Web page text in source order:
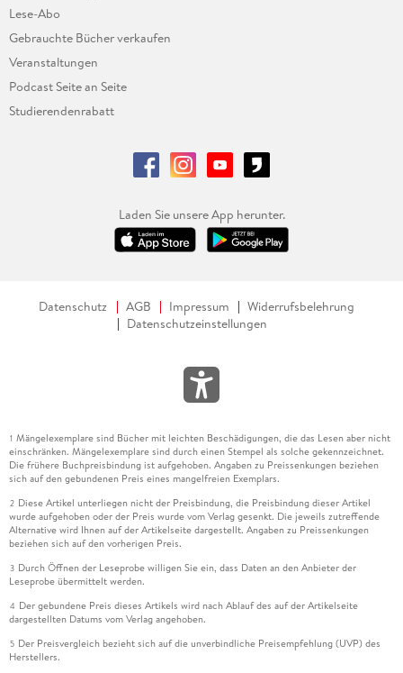
Lese-Abo
Gebrauchte Bücher verkaufen
Veranstaltungen
Podcast Seite an Seite
Studierendenrabatt
Laden Sie unsere App herunter.
Datenschutz AGB Impressum
Widerrufsbelehrung
Datenschutzeinstellungen
1 Mängelexemplare sind Bücher mit leichten Beschädigungen, die das Lesen aber nicht
einschränken. Mängelexemplare sind durch einen Stempel als solche gekennzeichnet.
Die frühere Buchpreisbindung ist aufgehoben. Angaben zu Preissenkungen beziehen
sich auf den gebundenen Preis eines mangelfreien Exemplars.
2 Diese Artikel unterliegen nicht der Preisbindung, die Preisbindung dieser Artikel
wurde aufgehoben oder der Preis wurde vom Verlag gesenkt. Die jeweils zutreffende
Alternative wird Ihnen auf der Artikelseite dargestellt. Angaben zu Preissenkungen
beziehen sich auf den vorherigen Preis.
3 Durch Öffnen der Leseprobe willigen Sie ein, dass Daten an den Anbieter der
Leseprobe übermittelt werden.
4 Der gebundene Preis dieses Artikels wird nach Ablauf des auf der Artikelseite
dargestellten Datums vom Verlag angehoben.
5 Der Preisvergleich bezieht sich auf die unverbindliche Preisempfehlung (UVP) des
Herstellers.